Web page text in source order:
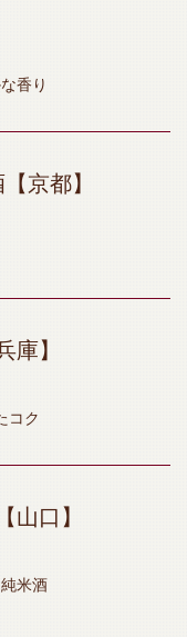
香り
京都】
】
コク
口】
米酒